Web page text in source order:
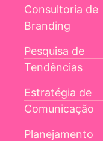
Consultoria de
Branding
Pesquisa de
Tendências
Estratégia de
Comunicação
Planejamento